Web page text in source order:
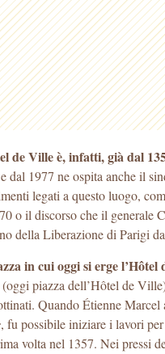
de Ville è, infatti, già dal
dal 1977 ne ospita anche il
legati a questo luogo,
o il discorso che il generale
della Liberazione di Parigi
in cui oggi si erge
(oggi piazza dell’Hôtel de
Quando Étienne Marcel
, fu possibile iniziare i lavori
volta nel 1357. Nei pressi